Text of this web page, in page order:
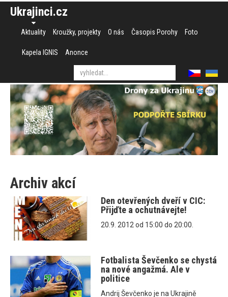
Ukrajinci.cz
Aktuality Kroužky, projekty O nás Časopis Porohy Foto
Kapela IGNIS Anonce
Archiv akcí
Den otevřených dveří v CIC:
Přijďte a ochutnávejte!
20.9. 2012 od 15:00 do 20:00.
Fotbalista Ševčenko se chystá
na nové angažmá. Ale v
politice
Andrij Ševčenko je na Ukrajině